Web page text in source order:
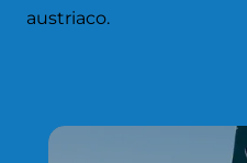
austriaco.